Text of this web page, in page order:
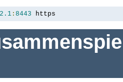
2.1 : 8443 https